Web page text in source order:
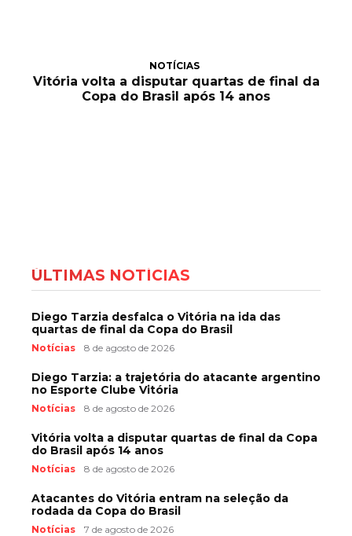
NOTÍCIAS
Vitória volta a disputar quartas de final da
Copa do Brasil após 14 anos
ÚLTIMAS NOTÍCIAS
Diego Tarzia desfalca o Vitória na ida das
quartas de final da Copa do Brasil
Notícias 8 de agosto de 2026
Diego Tarzia: a trajetória do atacante argentino
no Esporte Clube Vitória
Notícias 8 de agosto de 2026
Vitória volta a disputar quartas de final da Copa
do Brasil após 14 anos
Notícias 8 de agosto de 2026
Atacantes do Vitória entram na seleção da
rodada da Copa do Brasil
Notícias 7 de agosto de 2026